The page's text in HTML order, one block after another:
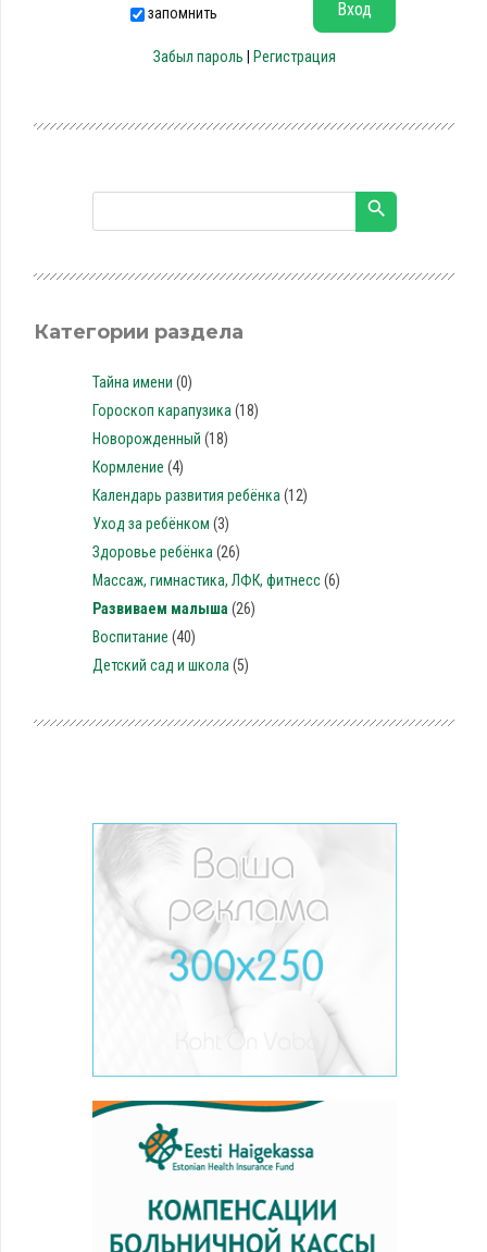
запомнить
Забыл пароль Регистрация
Категории раздела
Тайна имени (0)
Гороскоп карапузика (18)
Новорожденный (18)
Кормление (4)
Календарь развития ребёнка (12)
Уход за ребёнком (3)
Здоровье ребёнка (26)
Массаж, гимнастика, ЛФК, фитнесc (6)
Развиваем малыша (26)
Воспитание (40)
Детский сад и школа (5)